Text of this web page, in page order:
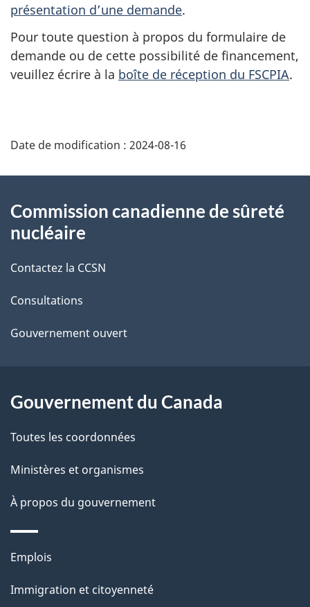
présentation d’une demande.
Pour toute question à propos du formulaire de
demande ou de cette possibilité de financement,
veuillez écrire à la boîte de réception du FSCPIA.
é
a
i
l
s
d
l
a
g
e
Date de modification : 2024-08-16
propos
ce
site
Commission canadienne de sûreté
nucléaire
Contactez la CCSN
Consultations
Gouvernement ouvert
Gouvernement du Canada
Toutes les coordonnées
Ministères et organismes
À propos du gouvernement
Thèmes
sujets
Emplois
Immigration et citoyenneté